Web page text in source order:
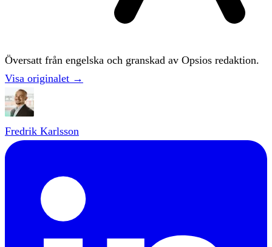
Översatt från engelska och granskad av Opsios redaktion.
Visa originalet →
Fredrik Karlsson